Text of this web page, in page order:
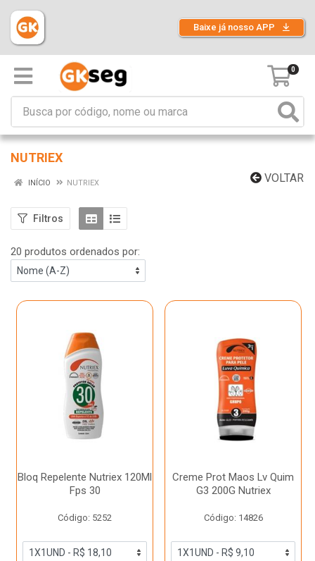
Baixe já nosso APP
0
NUTRIEX
VOLTAR
INÍCIO NUTRIEX
Filtros
20 produtos ordenados por:
Bloq Repelente Nutriex 120Ml
Fps 30
Código: 5252
Creme Prot Maos Lv Quim
G3 200G Nutriex
Código: 14826